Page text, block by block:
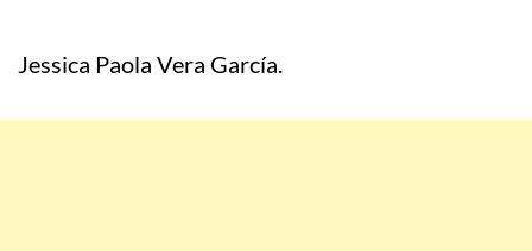
Jessica Paola Vera García.